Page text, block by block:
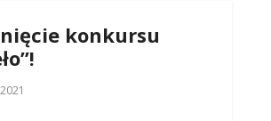
konkursu